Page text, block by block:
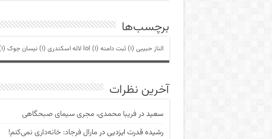
برچسب‌ها
الناز حبیبی (1) ثبت دامنه lol (1) لاله اسکندری (1) نیسان جوک (1)
آخرین نظرات
سعیددرفریبا محمدی، مجری سیمای صبحگاهی
رشیده قدرت ایزدییدرمارال فرجاد: خانه‌داری نمی‌کنم!